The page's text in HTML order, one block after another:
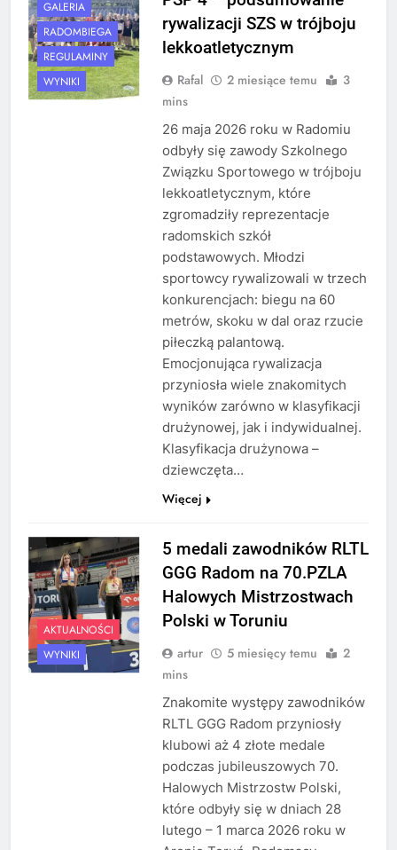
GALERIA
RADOMBIEGA
REGULAMINY
WYNIKI
rywalizacji SZS w trójboju
lekkoatletycznym
Rafal 2 miesiące temu
3
mins
26 maja 2026 roku w Radomiu
odbyły się zawody Szkolnego
Związku Sportowego w trójboju
lekkoatletycznym, które
zgromadziły reprezentacje
radomskich szkół
podstawowych. Młodzi
sportowcy rywalizowali w trzech
konkurencjach: biegu na 60
metrów, skoku w dal oraz rzucie
piłeczką palantową.
Emocjonująca rywalizacja
przyniosła wiele znakomitych
wyników zarówno w klasyfikacji
drużynowej, jak i indywidualnej.
Klasyfikacja drużynowa –
dziewczęta…
Więcej
AKTUALNOŚCI
WYNIKI
5 medali zawodników RLTL
GGG Radom na 70.PZLA
Halowych Mistrzostwach
Polski w Toruniu
artur 5 miesięcy temu
2
mins
Znakomite występy zawodników
RLTL GGG Radom przyniosły
klubowi aż 4 złote medale
podczas jubileuszowych 70.
Halowych Mistrzostw Polski,
które odbyły się w dniach 28
lutego – 1 marca 2026 roku w